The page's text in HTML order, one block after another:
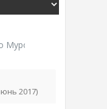
Муром: «Былинный
2017)